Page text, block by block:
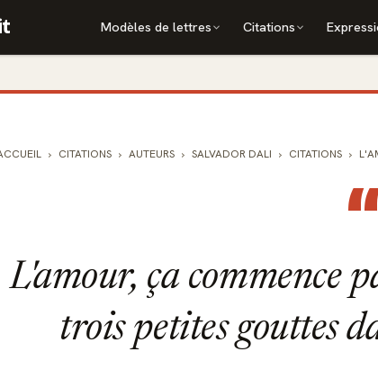
Modèles de lettres Citations
CITATIONS AUTEURS SALVADOR DALI CITATIONS
L'amour, ça commence
trois petites gouttes